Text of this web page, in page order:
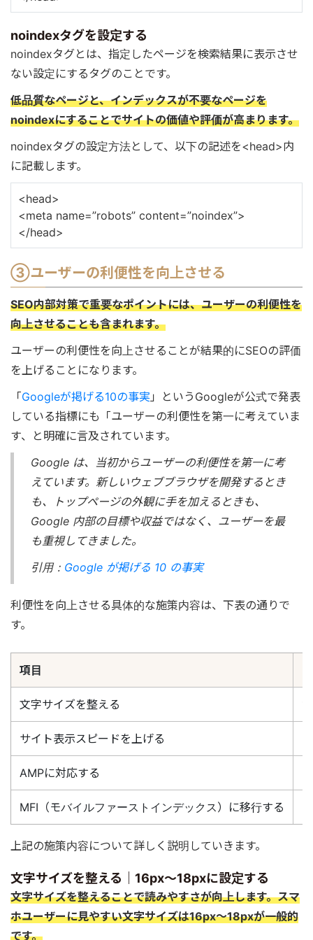
noindexタグを設定する
noindexタグとは、指定したページを検索結果に表示させ
ない設定にするタグのことです。
低品質なページと、インデックスが不要なページを
noindexにすることでサイトの価値や評価が高まります。
noindexタグの設定方法として、以下の記述を<head>内
に記載します。
<head>
<meta name=”robots” content=”noindex”>
</head>
③ユーザーの利便性を向上させる
SEO内部対策で重要なポイントには、ユーザーの利便性を
向上させることも含まれます。
ユーザーの利便性を向上させることが結果的にSEOの評価
を上げることになります。
「Googleが掲げる10の事実 」というGoogleが公式で発表
している指標にも「ユーザーの利便性を第一に考えていま
す、と明確に言及されています。
Google は、当初からユーザーの利便性を第一に考
えています。新しいウェブブラウザを開発するとき
も、トップページの外観に手を加えるときも、
Google 内部の目標や収益ではなく、ユーザーを最
も重視してきました。
引用： Google が掲げる 10 の事実
利便性を向上させる具体的な施策内容は、下表の通りで
す。
項目
文字サイズを整える
サイト表示スピードを上げる
AMPに対応する
MFI（モバイルファーストインデックス）に移行する
上記の施策内容について詳しく説明していきます。
文字サイズを整える｜16px～18pxに設定する
文字サイズを整えることで読みやすさが向上します。スマ
ホユーザーに見やすい文字サイズは16px～18pxが一般的
です。